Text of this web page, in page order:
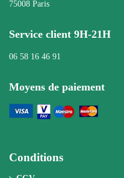
75008 Paris
Service client 9H-21H
06 58 16 46 91
Moyens de paiement
Conditions